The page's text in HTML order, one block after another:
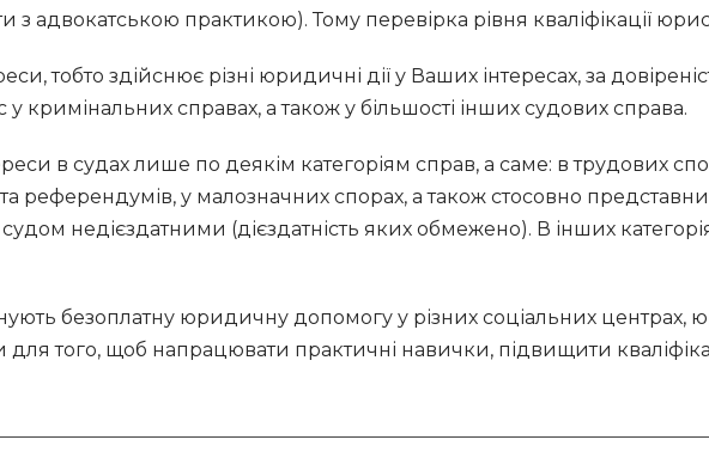
з адвокатською практикою). Тому перевірка рівня кваліфікації
тобто здійснює різні юридичні дії у Ваших інтересах, за
справах, а також у більшості інших судових справа.
в судах лише по деякім категоріям справ, а саме: в трудових
референдумів, у малозначних спорах, а також стосовно
судом недієздатними (дієздатність яких обмежено). В інших
безоплатну юридичну допомогу у різних соціальних центрах,
для того, щоб напрацювати практичні навички, підвищити